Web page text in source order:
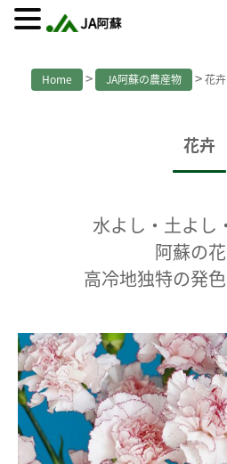
Home > JA阿蘇の農産物 >花卉
花卉
水よし・土よし
阿蘇の
高冷地独特の発